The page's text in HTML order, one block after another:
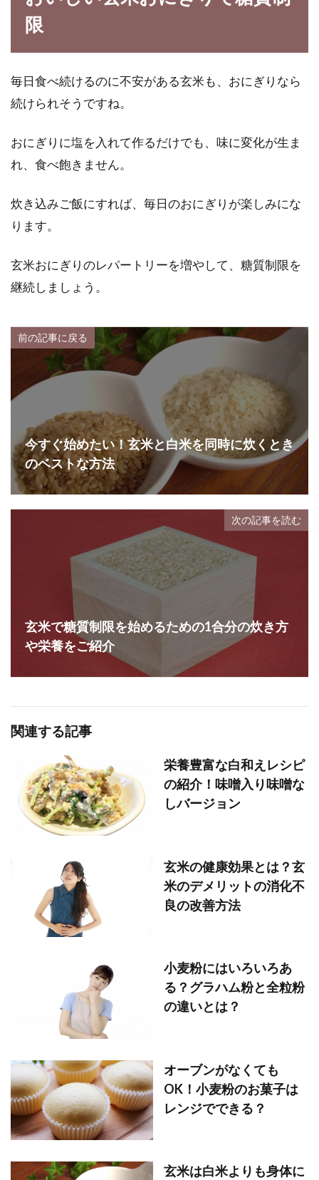
限
毎日食べ続けるのに不安がある玄米も、おにぎりなら
続けられそうですね。
おにぎりに塩を入れて作るだけでも、味に変化が生ま
れ、食べ飽きません。
炊き込みご飯にすれば、毎日のおにぎりが楽しみにな
ります。
玄米おにぎりのレパートリーを増やして、糖質制限を
継続しましょう。
前の記事に戻る
今すぐ始めたい！玄米と白米を同時に炊くとき
のベストな方法
次の記事を読む
玄米で糖質制限を始めるための1合分の炊き方
や栄養をご紹介
関連する記事
栄養豊富な白和えレシピ
の紹介！味噌入り味噌な
しバージョン
玄米の健康効果とは？玄
米のデメリットの消化不
良の改善方法
小麦粉にはいろいろあ
る？グラハム粉と全粒粉
の違いとは？
オーブンがなくても
OK！小麦粉のお菓子は
レンジでできる？
玄米は白米よりも身体に